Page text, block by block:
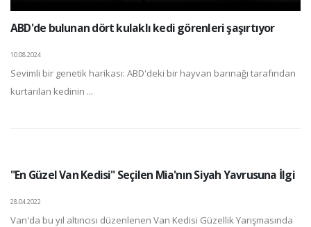
ABD'de bulunan dört kulaklı kedi görenleri şaşırtıyor
10.08.2024
Sevimli bir genetik harikası: ABD'deki bir hayvan barınağı tarafından
kurtarılan kedinin ...
"En Güzel Van Kedisi" Seçilen Mia'nın Siyah Yavrusuna İlgi
28.04.2022
Van'da bu yıl altıncısı düzenlenen Van Kedisi Güzellik Yarışmasında